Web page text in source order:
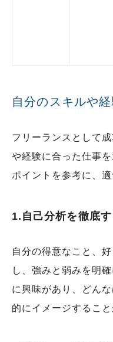
自分のスキルや
フリーランスとして
や経験に合った仕事
ポイントを参考に、
1.自己分析を徹底す
自分の得意なこと、
し、強みと弱みを明
に興味があり、どん
的にイメージすること